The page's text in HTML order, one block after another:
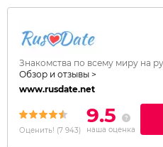
Знакомства по всему миру на
Обзор и отзывы >
www.rusdate.net
Оценить! (7 943)
9.5
наша оценка